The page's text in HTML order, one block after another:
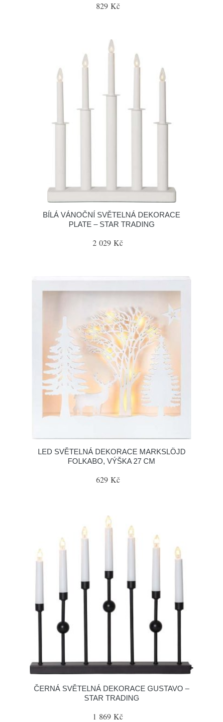
829 Kč
BÍLÁ VÁNOČNÍ SVĚTELNÁ DEKORACE
PLATE – STAR TRADING
2 029 Kč
LED SVĚTELNÁ DEKORACE MARKSLÖJD
FOLKABO, VÝŠKA 27 CM
629 Kč
ČERNÁ SVĚTELNÁ DEKORACE GUSTAVO –
STAR TRADING
1 869 Kč